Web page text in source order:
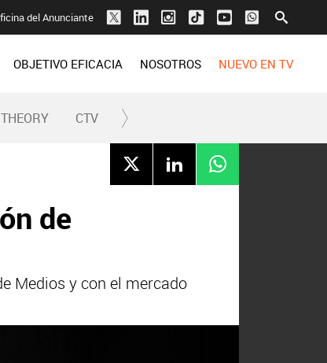
del Anunciante
OBJETIVO EFICACIA NOSOTROS NUEVO EN TV
CTV
de
Medios y con el mercado